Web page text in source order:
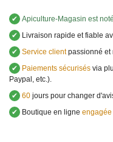
✔ Apiculture-Magasin est noté
✔
Livraison rapide et fiable
✔ Service clientpassionné et
✔
Paiements sécurisés via
Paypal, etc.).
✔ 60 jours pour changer
✔
Boutique en ligne engagée